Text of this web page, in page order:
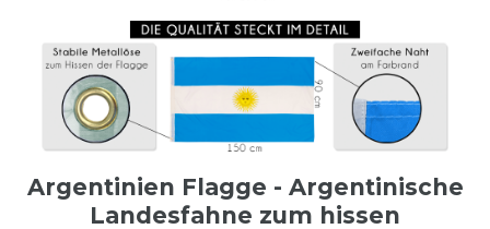
Argentinien Flagge - Argentinische
Landesfahne zum hissen